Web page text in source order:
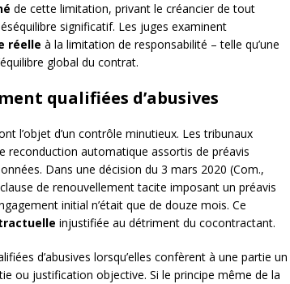
de cette limitation, privant le créancier de tout
significatif. Les juges examinent
réelle à la limitation de responsabilité – telle qu’une
global du contrat.
qualifiées d’abusives
l’objet d’un contrôle minutieux. Les tribunaux
reconduction automatique assortis de préavis
Dans une décision du 3 mars 2020 (Com.,
de renouvellement tacite imposant un préavis
initial n’était que de douze mois. Ce
injustifiée au détriment du cocontractant.
d’abusives lorsqu’elles confèrent à une partie un
ou justification objective. Si le principe même de la